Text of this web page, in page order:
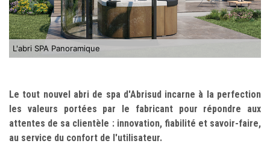
L'abri SPA Panoramique
Le tout nouvel abri de spa d'Abrisud incarne à la perfection
les valeurs portées par le fabricant pour répondre aux
attentes de sa clientèle : innovation, fiabilité et savoir-faire,
au service du confort de l'utilisateur.